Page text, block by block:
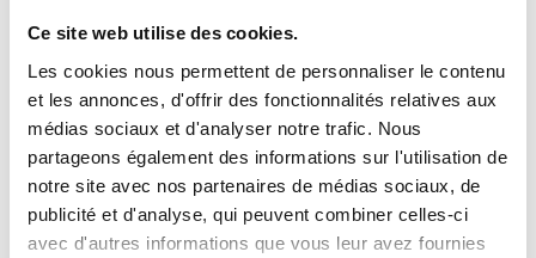
Ce site web utilise des cookies.
Les cookies nous permettent de personnaliser le contenu
et les annonces, d'offrir des fonctionnalités relatives aux
médias sociaux et d'analyser notre trafic. Nous
partageons également des informations sur l'utilisation de
notre site avec nos partenaires de médias sociaux, de
publicité et d'analyse, qui peuvent combiner celles-ci
avec d'autres informations que vous leur avez fournies